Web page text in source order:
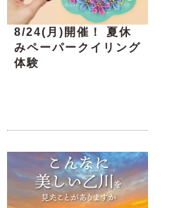
8/24(月)開催！ 夏休
みペーパークイリング
体験